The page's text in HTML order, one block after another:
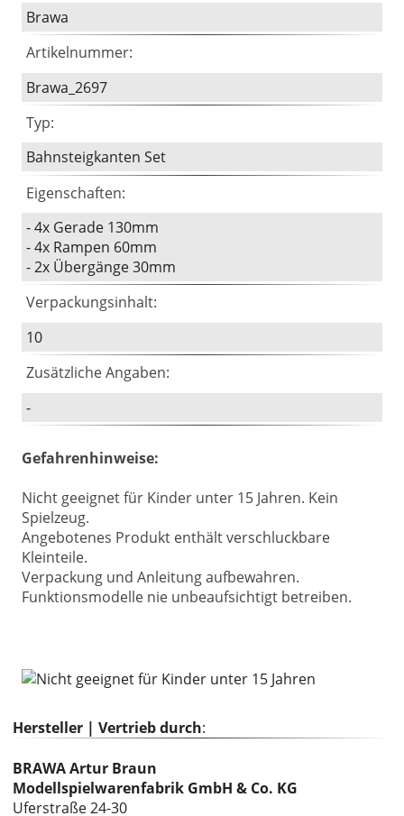
Brawa
Artikelnummer:
Brawa_2697
Typ:
Bahnsteigkanten Set
Eigenschaften:
- 4x Gerade 130mm
- 4x Rampen 60mm
- 2x Übergänge 30mm
Verpackungsinhalt:
10
Zusätzliche Angaben:
-
Gefahrenhinweise:
Nicht geeignet für Kinder unter 15 Jahren. Kein
Spielzeug.
Angebotenes Produkt enthält verschluckbare
Kleinteile.
Verpackung und Anleitung aufbewahren.
Funktionsmodelle nie unbeaufsichtigt betreiben.
Hersteller | Vertrieb durch:
BRAWA Artur Braun
Modellspielwarenfabrik GmbH & Co. KG
Uferstraße 24-30